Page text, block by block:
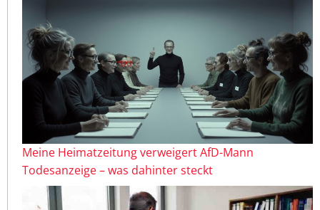
Meine Heimatzeitung verweigert AfD-Mann
Todesanzeige – was dahinter steckt